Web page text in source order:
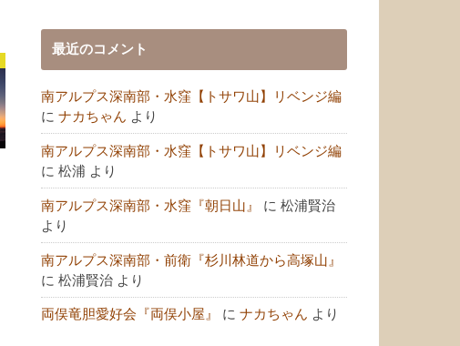
最近のコメント
南アルプス深南部・水窪【トサワ山】リベンジ編
に ナカちゃん より
南アルプス深南部・水窪【トサワ山】リベンジ編
に 松浦 より
南アルプス深南部・水窪『朝日山』 に 松浦賢治
より
南アルプス深南部・前衛『杉川林道から高塚山』
に 松浦賢治 より
両俣竜胆愛好会『両俣小屋』 に ナカちゃん より